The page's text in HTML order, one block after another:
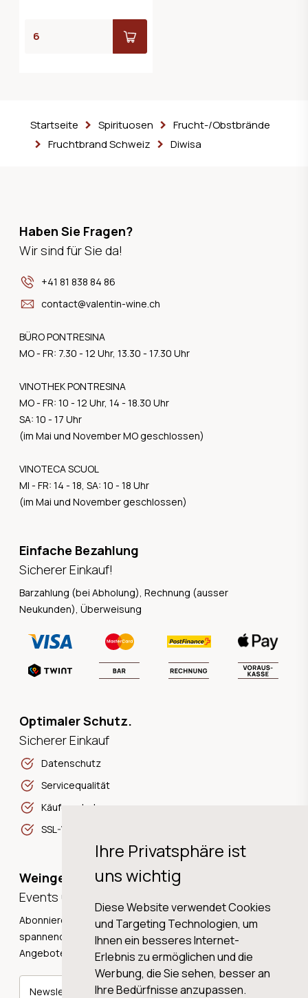
Ihre Privatsphäre ist
uns wichtig
Diese Website verwendet Cookies
und Targeting Technologien, um
Ihnen ein besseres Internet-
Erlebnis zu ermöglichen und die
Werbung, die Sie sehen, besser an
Ihre Bedürfnisse anzupassen.
Startseite Spirituosen
Frucht-/Obstbrände
Fruchtbrand Schweiz
Diwisa
Haben Sie Fragen?
Wir sind für Sie da!
+41 81 838 84 86
contact@valentin-wine.ch
BÜRO PONTRESINA
MO - FR: 7.30 - 12 Uhr, 13.30 - 17.30 Uhr
VINOTHEK PONTRESINA
MO - FR: 10 - 12 Uhr, 14 - 18.30 Uhr
SA: 10 - 17 Uhr
(im Mai und November MO geschlossen)
VINOTECA SCUOL
MI - FR: 14 - 18, SA: 10 - 18 Uhr
(im Mai und November geschlossen)
Einfache Bezahlung
Sicherer Einkauf!
Barzahlung (bei Abholung), Rechnung (ausser
Neukunden), Überweisung
Optimaler Schutz.
Sicherer Einkauf
Datenschutz
Servicequalität
Käuferschutz
SSL-Verschlüsselung
Weingeschichten,
Events und Neuigkeiten!
Abonnieren Sie unseren Newsletter und erhalten Sie
spannende Weingeschichten, Neuigkeiten und tolle
Angebote direkt in Ihre Mailbox.
Newsletter abonnieren